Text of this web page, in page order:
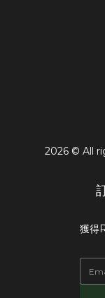
2026 © All
獲得